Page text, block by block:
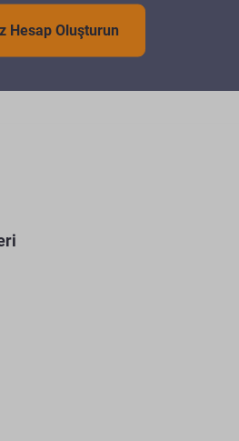
Hesap Oluşturun